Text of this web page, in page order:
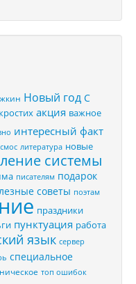
Новый год С
акция важное
интересный факт
литература новые
системы
писателям подарок
советы поэтам
праздники
пунктуация работа
язык сервер
специальное
топ ошибок